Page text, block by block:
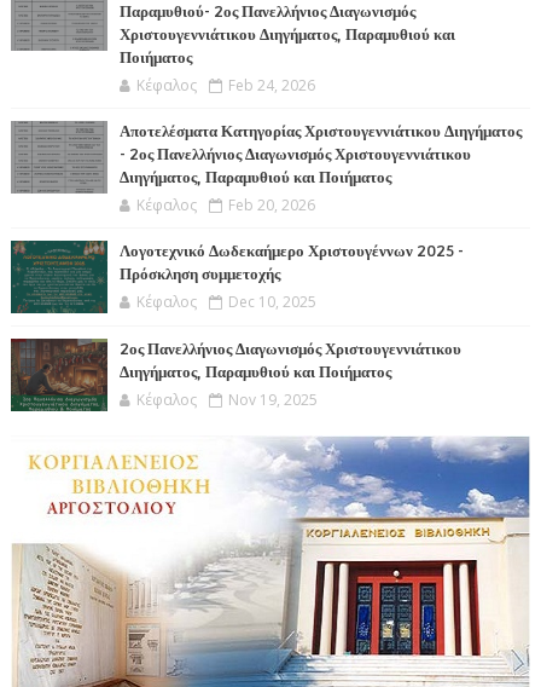
Παραμυθιού- 2ος Πανελλήνιος Διαγωνισμός
Χριστουγεννιάτικου Διηγήματος, Παραμυθιού και
Ποιήματος
Κέφαλος Feb 24, 2026
Αποτελέσματα Κατηγορίας Χριστουγεννιάτικου Διηγήματος
- 2ος Πανελλήνιος Διαγωνισμός Χριστουγεννιάτικου
Διηγήματος, Παραμυθιού και Ποιήματος
Κέφαλος Feb 20, 2026
Λογοτεχνικό Δωδεκαήμερο Χριστουγέννων 2025 -
Πρόσκληση συμμετοχής
Κέφαλος Dec 10, 2025
2ος Πανελλήνιος Διαγωνισμός Χριστουγεννιάτικου
Διηγήματος, Παραμυθιού και Ποιήματος
Κέφαλος Nov 19, 2025